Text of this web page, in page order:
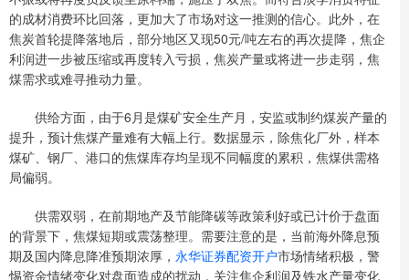
的成材消费环比回落，更加大了市场对这一推测的信心。此外，在
焦炭首轮提降落地后，部分地区又现50元/吨左右的再次提降，焦企
利润进一步被压缩或再度转入亏损，焦炭产量或将进一步走弱，焦
煤需求或难寻推动力量。
供给方面，由于6月是煤矿安全生产月，安监或制约煤炭产量的
提升，预计焦煤产量难有大幅上行。数据显示，除焦化厂外，样本
煤矿、钢厂、港口的焦煤库存均呈现不同幅度的累积，焦煤供需格
局偏弱。
供需双弱，在前期地产及节能降碳等政策利好或已计价于盘面
的背景下，焦煤短期或震荡整理。需要注意的是，当前海外降息预
期及国内降息降准预期浓厚， 永华证券配资开户市场情绪积极，警
惕资金情绪变化对盘面造成的扰动，关注焦企利润及铁水产量变化